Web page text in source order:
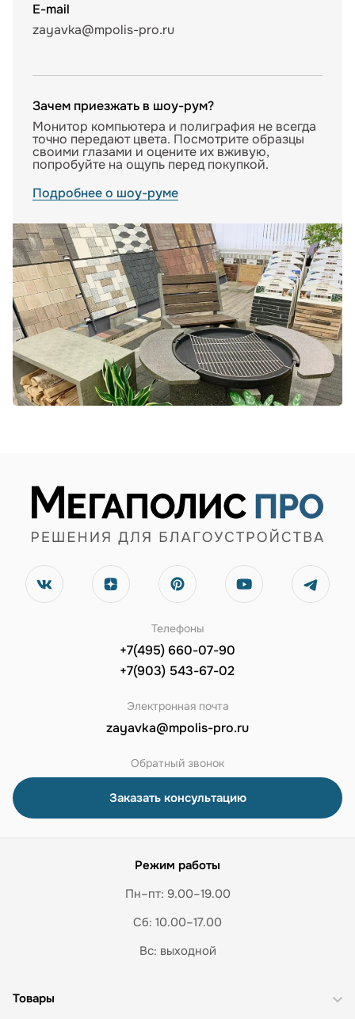
E-mail
zayavka@mpolis-pro.ru
Зачем приезжать в шоу-рум?
Монитор компьютера и полиграфия не всегда
точно передают цвета. Посмотрите образцы
своими глазами и оцените их вживую,
попробуйте на ощупь перед покупкой.
Подробнее о шоу-руме
Телефоны
+7(495) 660-07-90
+7(903) 543-67-02
Электронная почта
zayavka@mpolis-pro.ru
Обратный звонок
Заказать консультацию
Режим работы
Пн–пт: 9.00–19.00
Сб: 10.00–17.00
Вс: выходной
Товары